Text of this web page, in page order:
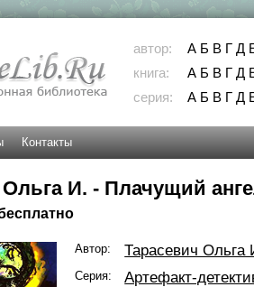
автор: А Б В Г Д
книга:
А Б В Г Д
серия:
А Б В Г Д
Контакты
Ольга И. - Плачущий
Автор: Тарасевич Ольга
Серия: Артефакт-